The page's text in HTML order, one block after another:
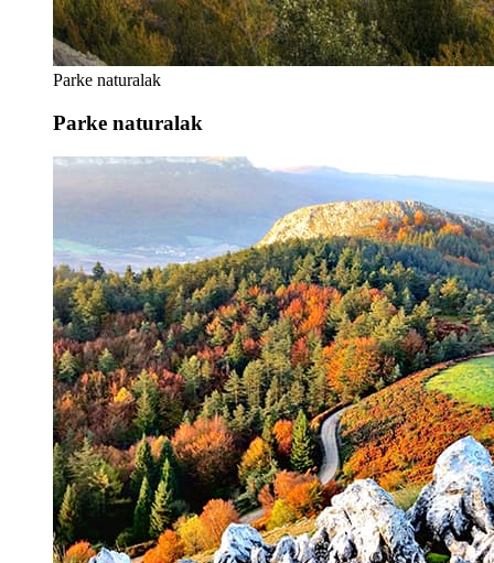
Parke naturalak
Parke naturalak